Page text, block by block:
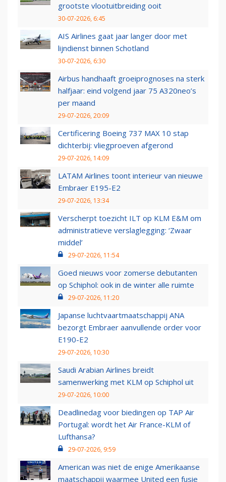
grootste vlootuitbreiding ooit
30-07-2026, 6:45
AIS Airlines gaat jaar langer door met
lijndienst binnen Schotland
30-07-2026, 6:30
Airbus handhaaft groeiprognoses na sterk
halfjaar: eind volgend jaar 75 A320neo’s
per maand
29-07-2026, 20:09
Certificering Boeing 737 MAX 10 stap
dichterbij: vliegproeven afgerond
29-07-2026, 14:09
LATAM Airlines toont interieur van nieuwe
Embraer E195-E2
29-07-2026, 13:34
Verscherpt toezicht ILT op KLM E&M om
administratieve verslaglegging: ‘Zwaar
middel’
29-07-2026, 11:54
Goed nieuws voor zomerse debutanten
op Schiphol: ook in de winter alle ruimte
29-07-2026, 11:20
Japanse luchtvaartmaatschappij ANA
bezorgt Embraer aanvullende order voor
E190-E2
29-07-2026, 10:30
Saudi Arabian Airlines breidt
samenwerking met KLM op Schiphol uit
29-07-2026, 10:00
Deadlinedag voor biedingen op TAP Air
Portugal: wordt het Air France-KLM of
Lufthansa?
29-07-2026, 9:59
American was niet de enige Amerikaanse
maatschappij waarmee United een fusie